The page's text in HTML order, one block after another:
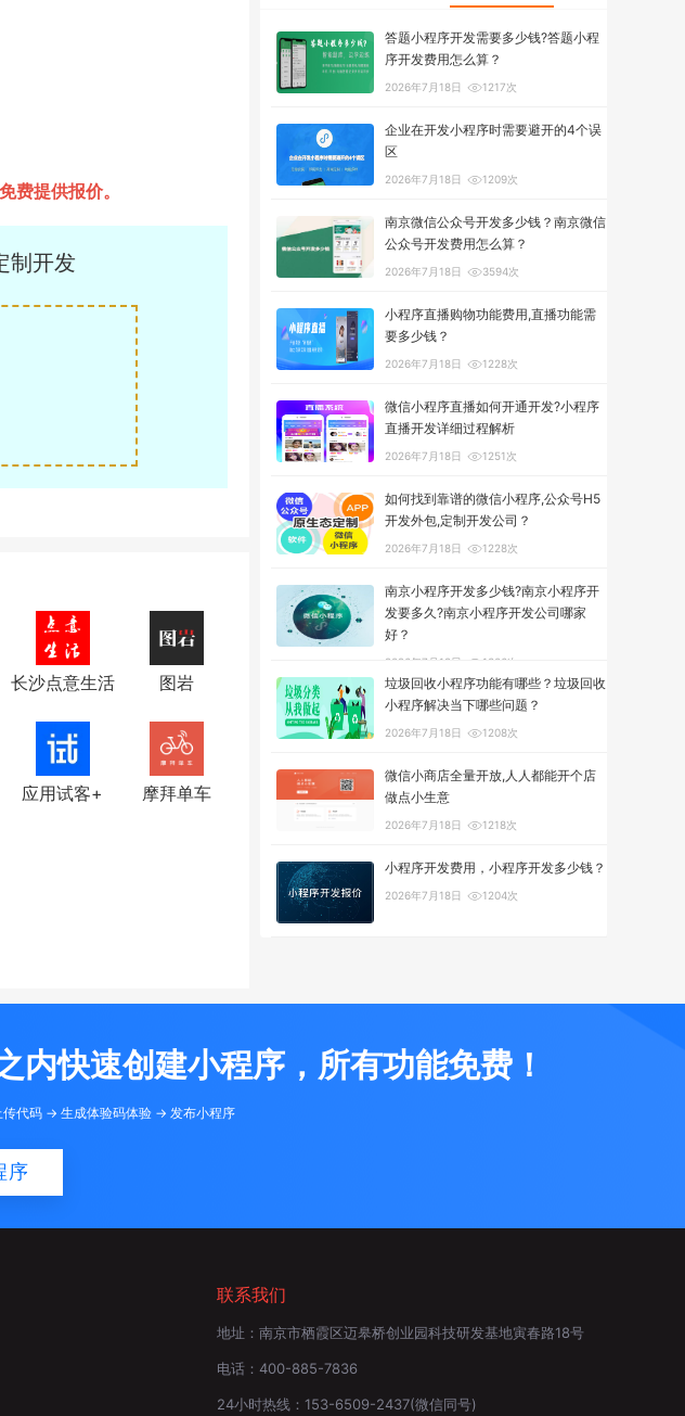
费提供报价。
制开发
长沙点意生活 图岩
应用试客+ 摩拜单车
答题小程序开发需要多少钱?答题小程
序开发费用怎么算？
2026年7月18日 1217次
企业在开发小程序时需要避开的4个误
区
2026年7月18日 1209次
南京微信公众号开发多少钱？南京微信
公众号开发费用怎么算？
2026年7月18日 3594次
小程序直播购物功能费用,直播功能需
要多少钱？
2026年7月18日 1228次
微信小程序直播如何开通开发?小程序
直播开发详细过程解析
2026年7月18日 1251次
如何找到靠谱的微信小程序,公众号H5
开发外包,定制开发公司？
2026年7月18日 1228次
南京小程序开发多少钱?南京小程序开
发要多久?南京小程序开发公司哪家
好？
2026年7月18日 1306次
垃圾回收小程序功能有哪些？垃圾回收
小程序解决当下哪些问题？
2026年7月18日 1208次
微信小商店全量开放,人人都能开个店
做点小生意
2026年7月18日 1218次
小程序开发费用，小程序开发多少钱？
2026年7月18日 1204次
快速创建小程序，所有功能免费！
代码 -> 生成体验码体验 -> 发布小程序
序
联系我们
地址： 南京市栖霞区迈皋桥创业园科技研发基地寅春路18号
电话： 400-885-7836
24小时热线： 153-6509-2437(微信同号)